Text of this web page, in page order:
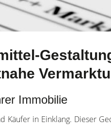
Immobilie
Käufer in Einklang. Dieser